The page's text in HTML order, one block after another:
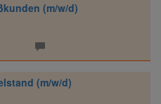
(m/w/d)
(m/w/d)